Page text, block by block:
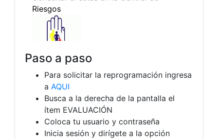
Paso a paso
Para solicitar la reprogramación ingresa
a AQUI
Busca a la derecha de la pantalla el
ítem EVALUACIÓN
Coloca tu usuario y contraseña
Inicia sesión y dirígete a la opción